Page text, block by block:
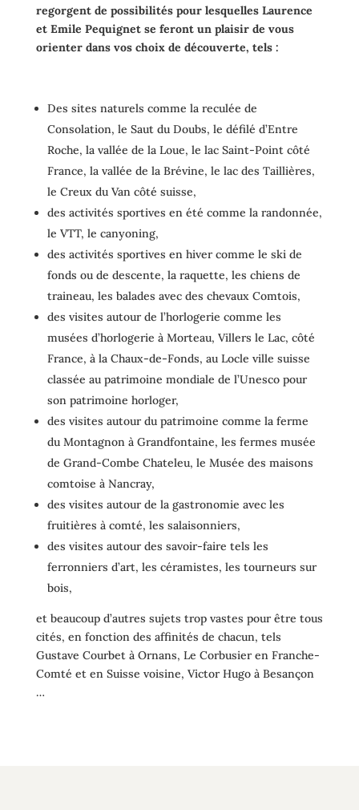
regorgent de possibilités pour lesquelles Laurence
et Emile Pequignet se feront un plaisir de vous
orienter dans vos choix de découverte, tels :
Des sites naturels comme la reculée de
Consolation, le Saut du Doubs, le défilé d’Entre
Roche, la vallée de la Loue, le lac Saint-Point côté
France, la vallée de la Brévine, le lac des Taillières,
le Creux du Van côté suisse,
des activités sportives en été comme la randonnée,
le VTT, le canyoning,
des activités sportives en hiver comme le ski de
fonds ou de descente, la raquette, les chiens de
traineau, les balades avec des chevaux Comtois,
des visites autour de l’horlogerie comme les
musées d’horlogerie à Morteau, Villers le Lac, côté
France, à la Chaux-de-Fonds, au Locle ville suisse
classée au patrimoine mondiale de l’Unesco pour
son patrimoine horloger,
des visites autour du patrimoine comme la ferme
du Montagnon à Grandfontaine, les fermes musée
de Grand-Combe Chateleu, le Musée des maisons
comtoise à Nancray,
des visites autour de la gastronomie avec les
fruitières à comté, les salaisonniers,
des visites autour des savoir-faire tels les
ferronniers d’art, les céramistes, les tourneurs sur
bois,
et beaucoup d’autres sujets trop vastes pour être tous
cités, en fonction des affinités de chacun, tels
Gustave Courbet à Ornans, Le Corbusier en Franche-
Comté et en Suisse voisine, Victor Hugo à Besançon
…